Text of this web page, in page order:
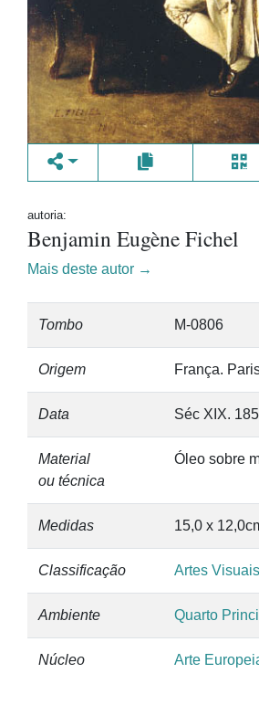
autoria:
Benjamin Eugène Fichel
Mais deste autor →
Tombo M-0806
Origem França.
Data Séc XIX.
Material
ou técnica
Óleo sobre
Medidas 15,0 x
Classificação Artes
Ambiente Quarto
Núcleo Arte